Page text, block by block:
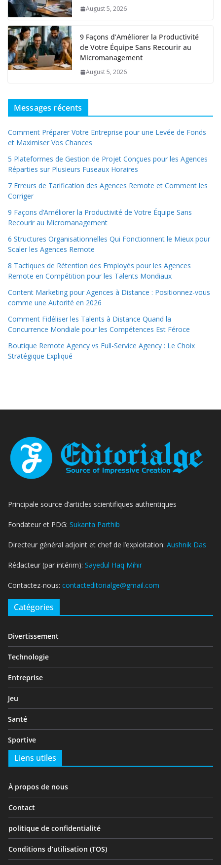
August 5, 2026
9 Façons d’Améliorer la Productivité
de Votre Équipe Sans Recourir au
Micromanagement
August 5, 2026
Messages récents
Comment Préparer Votre Entreprise pour une Levée de Fonds
et Maximiser Vos Chances
5 Plateformes de Gestion de Projet Conçues pour les Agences
Réparties sur Plusieurs Fuseaux Horaires
7 Erreurs de Tarification des Agences Remote et Comment les
Corriger
9 Façons d’Améliorer la Productivité de Votre Équipe Sans
Recourir au Micromanagement
6 Structures Organisationnelles Qui Fonctionnent le Mieux pour
Scaler les Agences Remote
8 Tactiques de Rétention des Employés pour les Agences
Remote en Compétition pour les Talents Mondiaux
Content Marketing pour Agences à Distance : Positionnez-vous
comme une Autorité en 2026
Comment Fidéliser les Talents à Distance Quand la
Concurrence Mondiale pour les Compétences Est Féroce
Boutique Remote Agency vs Full-Service Agency : Le Choix
Stratégique Expliqué
Principale source d’articles scientifiques authentiques
Fondateur et PDG: Sukanta Parthib
Directeur général adjoint et chef de l’exploitation: Aushnik Das
Rédacteur (par intérim): Sayedul Haq Mihir
Contactez-nous: contacteditorialge@gmail.com
Catégories
Divertissement
Technologie
Entreprise
Jeu
Santé
Sportive
Liens utiles
À propos de nous
Contact
politique de confidentialité
Conditions d’utilisation (TOS)